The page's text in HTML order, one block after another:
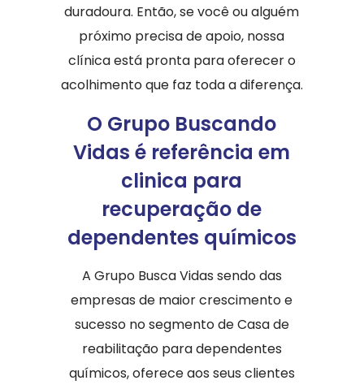
duradoura. Então, se você ou alguém
próximo precisa de apoio, nossa
clínica está pronta para oferecer o
acolhimento que faz toda a diferença.
O Grupo Buscando
Vidas é referência em
clinica para
recuperação de
dependentes químicos
A Grupo Busca Vidas sendo das
empresas de maior crescimento e
sucesso no segmento de Casa de
reabilitação para dependentes
químicos, oferece aos seus clientes